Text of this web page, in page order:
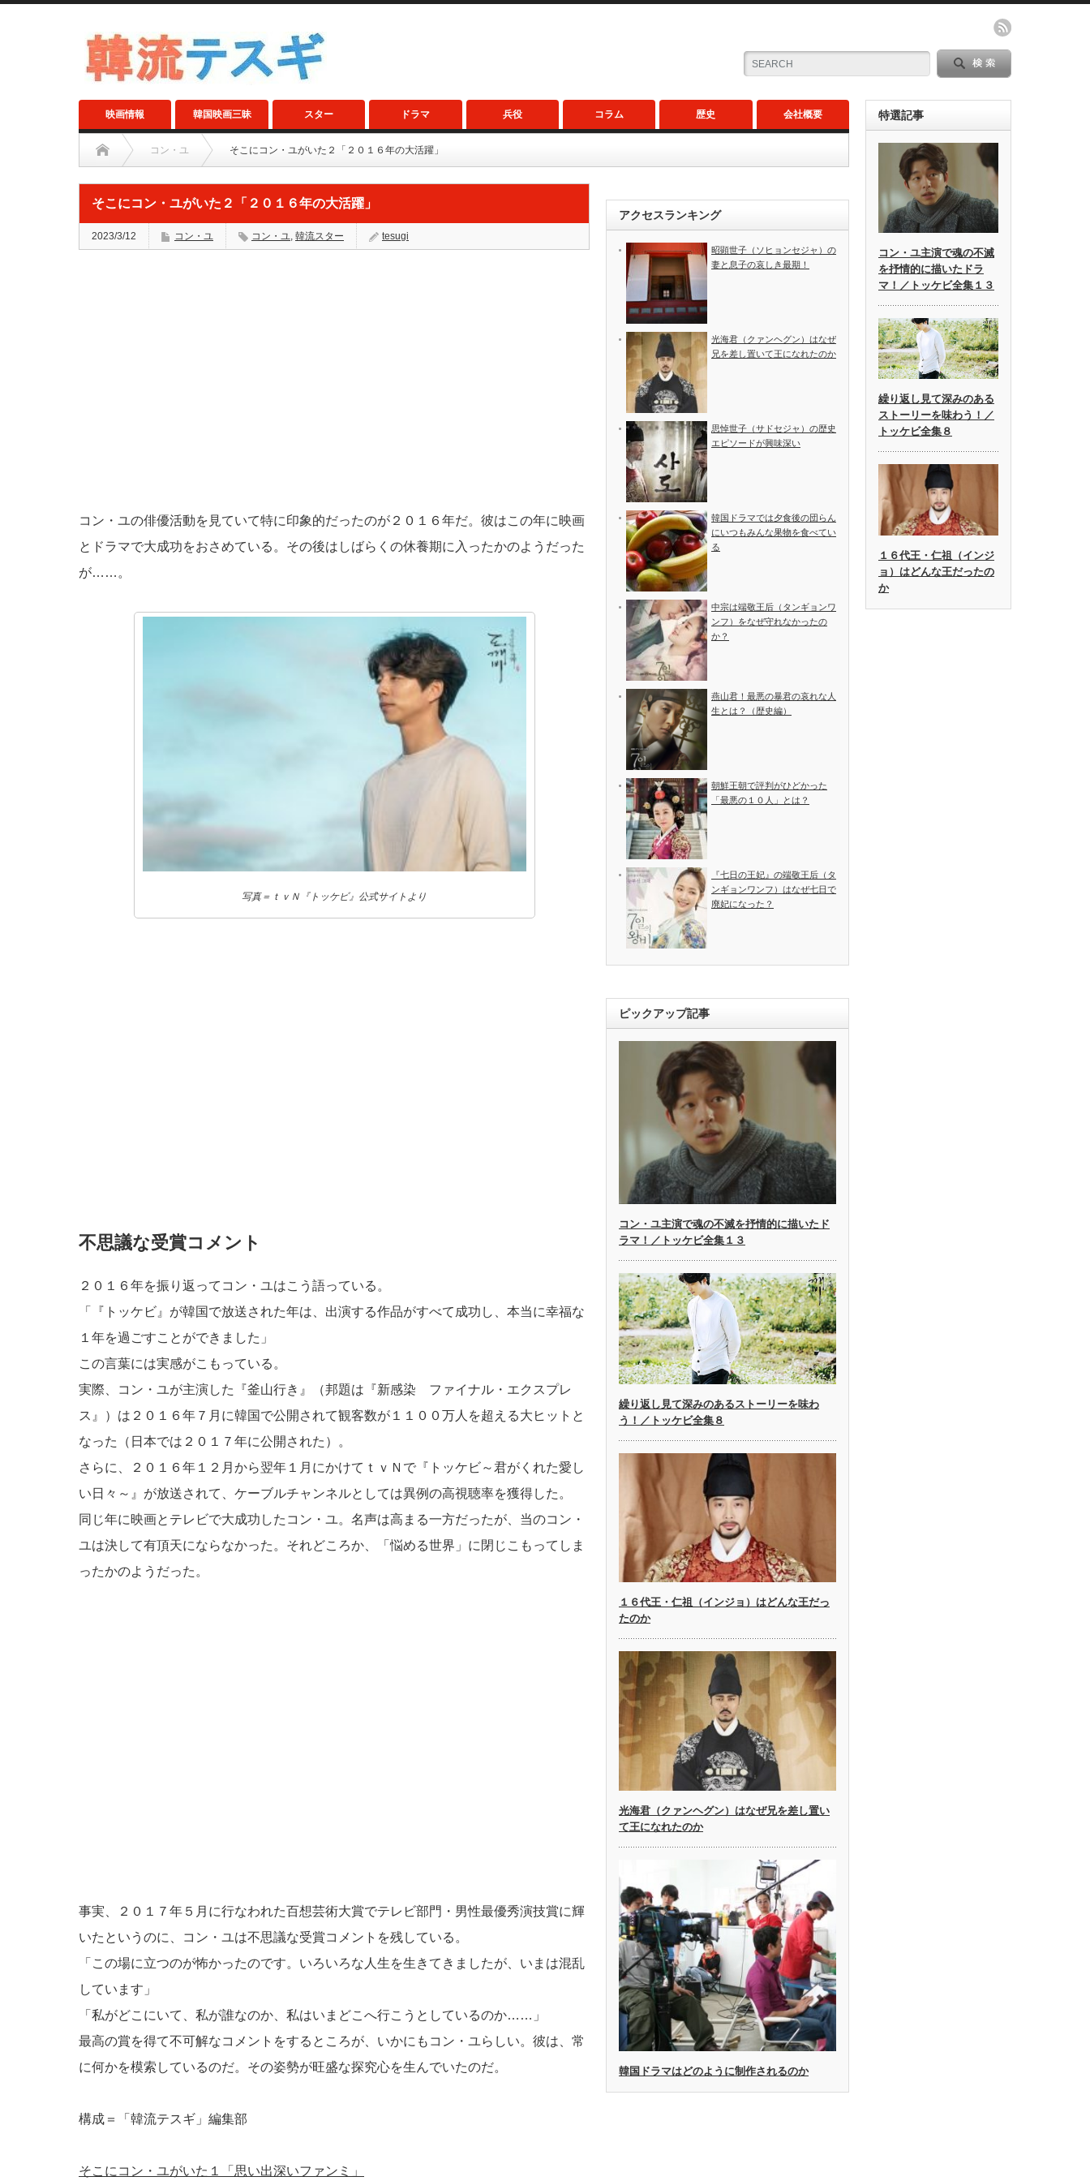
映画情報 韓国映画三昧 スター ドラマ 兵役 コラム 歴史 会社概要
コン・ユ そこにコン・ユがいた２「２０１６年の大活躍」
そこにコン・ユがいた２「２０１６年の大活躍」
2023/3/12 コン・ユ コン・ユ, 韓流スター tesugi
コン・ユの俳優活動を見ていて特に印象的だったのが２０１６年だ。彼はこの年に映画
とドラマで大成功をおさめている。その後はしばらくの休養期に入ったかのようだった
が……。
写真＝ｔｖＮ『トッケビ』公式サイトより
不思議な受賞コメント
２０１６年を振り返ってコン・ユはこう語っている。
「『トッケビ』が韓国で放送された年は、出演する作品がすべて成功し、本当に幸福な
１年を過ごすことができました」
この言葉には実感がこもっている。
実際、コン・ユが主演した『釜山行き』（邦題は『新感染 ファイナル・エクスプレ
ス』）は２０１６年７月に韓国で公開されて観客数が１１００万人を超える大ヒットと
なった（日本では２０１７年に公開された）。
さらに、２０１６年１２月から翌年１月にかけてｔｖＮで『トッケビ～君がくれた愛し
い日々～』が放送されて、ケーブルチャンネルとしては異例の高視聴率を獲得した。
同じ年に映画とテレビで大成功したコン・ユ。名声は高まる一方だったが、当のコン・
ユは決して有頂天にならなかった。それどころか、「悩める世界」に閉じこもってしま
ったかのようだった。
事実、２０１７年５月に行なわれた百想芸術大賞でテレビ部門・男性最優秀演技賞に輝
いたというのに、コン・ユは不思議な受賞コメントを残している。
「この場に立つのが怖かったのです。いろいろな人生を生きてきましたが、いまは混乱
しています」
「私がどこにいて、私が誰なのか、私はいまどこへ行こうとしているのか……」
最高の賞を得て不可解なコメントをするところが、いかにもコン・ユらしい。彼は、常
に何かを模索しているのだ。その姿勢が旺盛な探究心を生んでいたのだ。
構成＝「韓流テスギ」編集部
そこにコン・ユがいた１「思い出深いファンミ」
アクセスランキング
昭顕世子（ソヒョンセジャ）の
妻と息子の哀しき最期！
光海君（クァンヘグン）はなぜ
兄を差し置いて王になれたのか
思悼世子（サドセジャ）の歴史
エピソードが興味深い
韓国ドラマでは夕食後の団らん
にいつもみんな果物を食べてい
る
中宗は端敬王后（タンギョンワ
ンフ）をなぜ守れなかったの
か？
燕山君！最悪の暴君の哀れな人
生とは？（歴史編）
朝鮮王朝で評判がひどかった
「最悪の１０人」とは？
『七日の王妃』の端敬王后（タ
ンギョンワンフ）はなぜ七日で
廃妃になった？
ピックアップ記事
コン・ユ主演で魂の不滅を抒情的に描いたド
ラマ！／トッケビ全集１３
繰り返し見て深みのあるストーリーを味わ
う！／トッケビ全集８
１６代王・仁祖（インジョ）はどんな王だっ
たのか
光海君（クァンヘグン）はなぜ兄を差し置い
て王になれたのか
韓国ドラマはどのように制作されるのか
特選記事
コン・ユ主演で魂の不滅
を抒情的に描いたドラ
マ！／トッケビ全集１３
繰り返し見て深みのある
ストーリーを味わう！／
トッケビ全集８
１６代王・仁祖（インジ
ョ）はどんな王だったの
か